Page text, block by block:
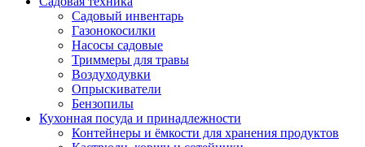
Садовый инвентарь
Газонокосилки
Насосы садовые
Триммеры для травы
Воздуходувки
Опрыскиватели
Бензопилы
Кухонная посуда и принадлежности
Контейнеры и ёмкости для хранения продуктов